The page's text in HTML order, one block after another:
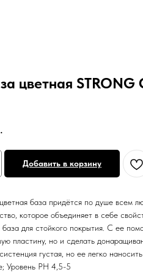
цветная STRONG
Добавить в корзину
база придётся по душе всем
которое объединяет в себе
база для стойкого покрытия. С ее
пластину, но и сделать
густая, но ее легко
Уровень PH 4,5-5